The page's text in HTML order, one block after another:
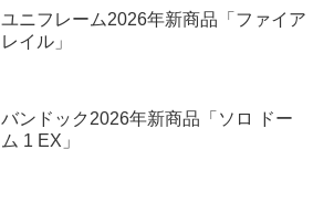
ユニフレーム2026年新商品「ファイア
レイル」
バンドック2026年新商品「ソロ ドー
ム 1 EX」